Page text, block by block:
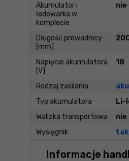
Akumulator i
ładowarka w
komplecie
nie
Długość prowadnicy
[mm]
Napięcie akumulatora
[V]
18
Rodzaj zasilania
Typ akumulatora
Li-
Walizka transportowa
nie
Wysięgnik
tak
Informacje